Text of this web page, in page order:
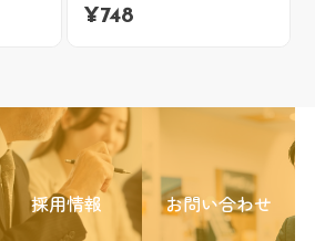
¥748
採用情報 お問い合わせ